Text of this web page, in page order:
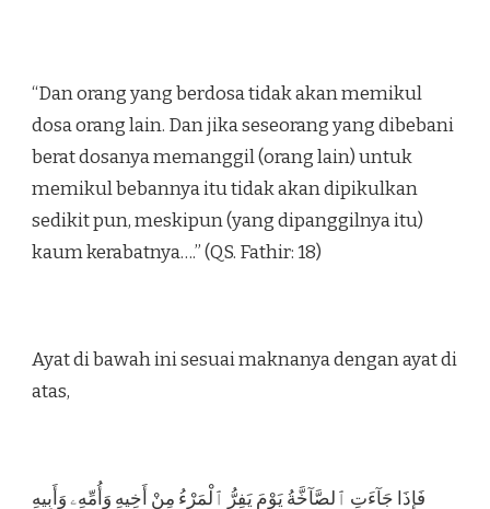
“Dan orang yang berdosa tidak akan memikul
dosa orang lain. Dan jika seseorang yang dibebani
berat dosanya memanggil (orang lain) untuk
memikul bebannya itu tidak akan dipikulkan
sedikit pun, meskipun (yang dipanggilnya itu)
kaum kerabatnya….” (QS. Fathir: 18)
Ayat di bawah ini sesuai maknanya dengan ayat di
atas,
فَإِذَا جَآءَتِ ٱلصَّآخَّةُ يَوْمَ يَفِرُّ ٱلْمَرْءُ مِنْ أَخِيهِ وَأُمِّهِۦ وَأَبِيهِ